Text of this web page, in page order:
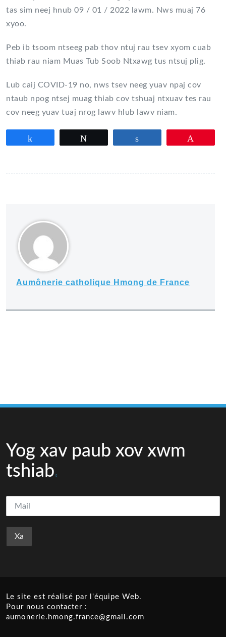
tas sim neej hnub 09 / 01 / 2022 lawm. Nws muaj 76
xyoo.
Peb ib tsoom ntseeg pab thov ntuj rau tsev xyom cuab
thiab rau niam Muas Tub Soob Ntxawg tus ntsuj plig.
Lub caij COVID-19 no, nws tsev neeg yuav npaj cov
ntaub npog ntsej muag thiab cov tshuaj ntxuav tes rau
cov neeg yuav tuaj nrog lawv hlub lawv niam.
Aumônerie catholique Hmong de France
Yog xav paub xov xwm
tshiab
Le site est réalisé par l'équipe Web.
Pour nous contacter :
aumonerie.hmong.france@gmail.com